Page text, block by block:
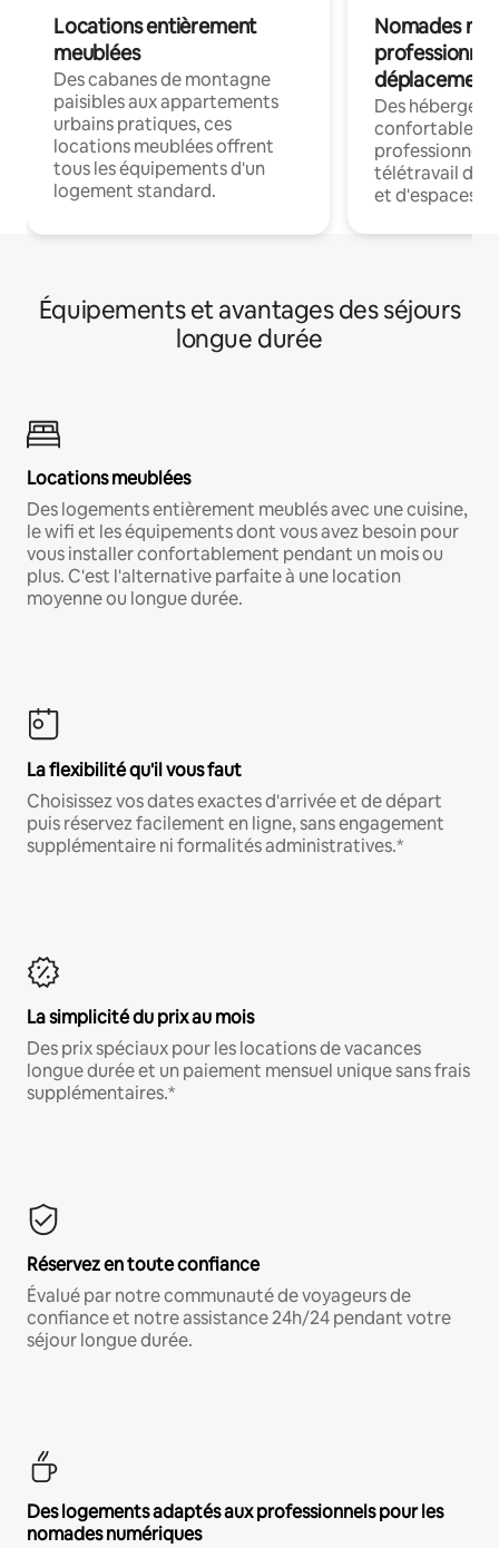
Locations entièrement
meublées
Des cabanes de montagne
paisibles aux appartements
urbains pratiques, ces
locations meublées offrent
tous les équipements d'un
logement standard.
Nomades
déplacement
Des
confortables
professionnels
télétravail
et d'espaces
Équipements et avantages des séjours
longue durée
Locations meublées
Des logements entièrement meublés avec une cuisine,
le wifi et les équipements dont vous avez besoin pour
vous installer confortablement pendant un mois ou
plus. C'est l'alternative parfaite à une location
moyenne ou longue durée.
La flexibilité qu'il vous faut
Choisissez vos dates exactes d'arrivée et de départ
puis réservez facilement en ligne, sans engagement
supplémentaire ni formalités administratives.*
La simplicité du prix au mois
Des prix spéciaux pour les locations de vacances
longue durée et un paiement mensuel unique sans frais
supplémentaires.*
Réservez en toute confiance
Évalué par notre communauté de voyageurs de
confiance et notre assistance 24h/24 pendant votre
séjour longue durée.
Des logements adaptés aux professionnels pour les
nomades numériques